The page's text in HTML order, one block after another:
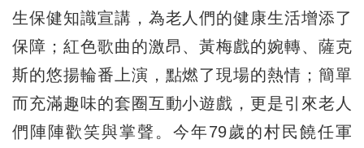
生保健知識宣講，為老人們的健康生活增添了
保障；紅色歌曲的激昂、黃梅戲的婉轉、薩克
斯的悠揚輪番上演，點燃了現場的熱情；簡單
而充滿趣味的套圈互動小遊戲，更是引來老人
們陣陣歡笑與掌聲。今年79歲的村民饒任軍